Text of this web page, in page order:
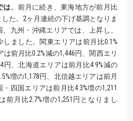
、 前月に続き、東海地方が前月比
した。2ヶ月連続の下げ基調となりま
九州・沖縄エリアでは、上昇し、
ました。関東エリアは前月比0.1%
前月比0.2%減の1,446円、関西エリ
円、北海道エリアは前月比4.9%減の
増の1,178円、北信越エリアは前月
・四国エリアは前月比4.3%増の1,211
前月比2.7%増の1,251円となりまし